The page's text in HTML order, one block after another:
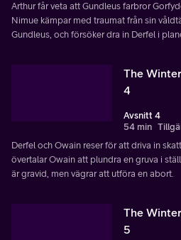
Arthur får veta att Gundleus farbror
Nimue kämpar med traumat från sin
Gundleus, och försöker dra in Derfel i
The
4
Avsnitt 4
54 min
Derfel och Owain reser för att driva in
övertalar Owain att plundra en gruva i
är gravid, men vägrar att utföra en abort.
The
5